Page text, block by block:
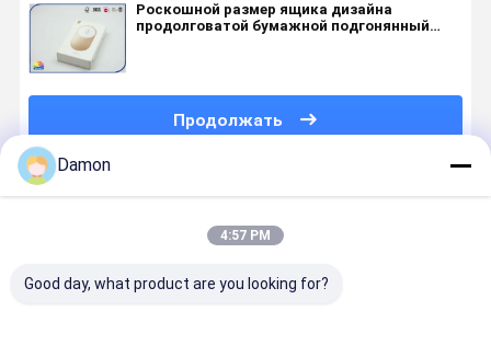
Роскошной размер ящика дизайна
продолговатой бумажной подгонянный
Продолжать
Порекомендованные Продукты
Damon
4:57 PM
Good day, what product are you looking for?